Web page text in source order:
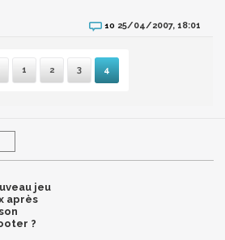
10 25/04/2007, 18:01
Précédente
1 2 3 4
jeu
après
?